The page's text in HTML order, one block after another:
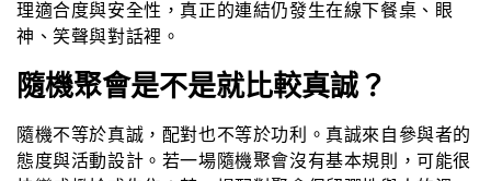
理適合度與安全性，真正的連結仍發生在線下餐桌、眼
神、笑聲與對話裡。
隨機聚會是不是就比較真誠？
隨機不等於真誠，配對也不等於功利。真誠來自參與者的
態度與活動設計。若一場隨機聚會沒有基本規則，可能很